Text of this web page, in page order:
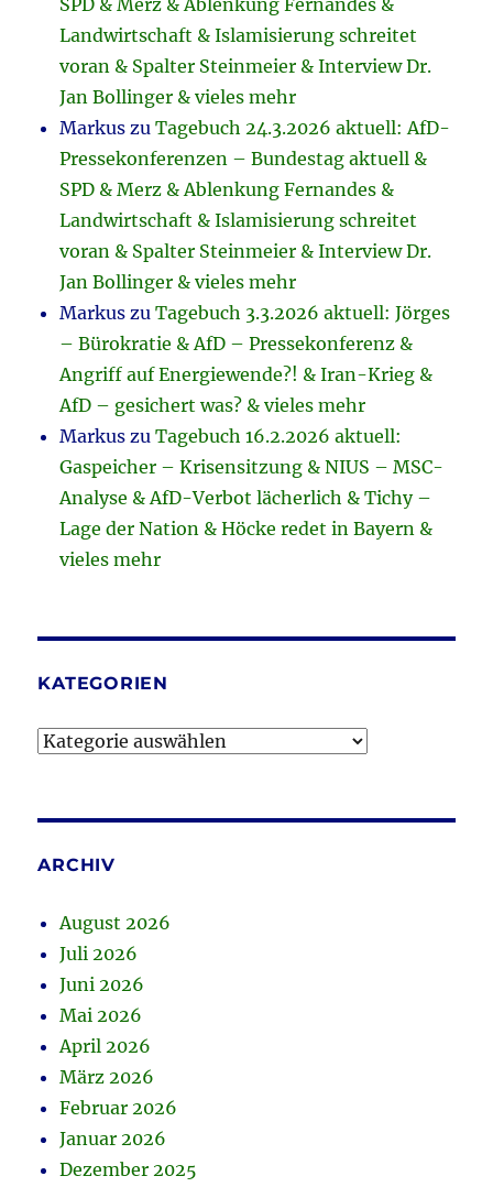
Landwirtschaft & Islamisierung schreitet
voran & Spalter Steinmeier & Interview Dr.
Jan Bollinger & vieles mehr
Markus zuTagebuch 24.3.2026 aktuell: AfD-
Pressekonferenzen – Bundestag aktuell &
SPD & Merz & Ablenkung Fernandes &
Landwirtschaft & Islamisierung schreitet
voran & Spalter Steinmeier & Interview Dr.
Jan Bollinger & vieles mehr
Markus zuTagebuch 3.3.2026 aktuell: Jörges
– Bürokratie & AfD – Pressekonferenz &
Angriff auf Energiewende?! & Iran-Krieg &
AfD – gesichert was? & vieles mehr
Markus zuTagebuch 16.2.2026 aktuell:
Gaspeicher – Krisensitzung & NIUS – MSC-
Analyse & AfD-Verbot lächerlich & Tichy –
Lage der Nation & Höcke redet in Bayern &
vieles mehr
KATEGORIEN
Kategorien
ARCHIV
August 2026
Juli 2026
Juni 2026
Mai 2026
April 2026
März 2026
Februar 2026
Januar 2026
Dezember 2025